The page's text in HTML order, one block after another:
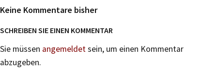
Keine Kommentare bisher
SCHREIBEN SIE EINEN KOMMENTAR
Sie müssen angemeldetsein, um einen Kommentar
abzugeben.